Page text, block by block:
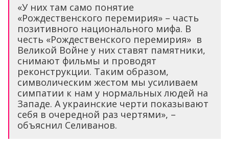
«У них там само понятие
«Рождественского перемирия» – часть
позитивного национального мифа. В
честь «Рождественского перемирия» в
Великой Войне у них ставят памятники,
снимают фильмы и проводят
реконструкции. Таким образом,
символическим жестом мы усиливаем
симпатии к нам у нормальных людей на
Западе. А украинские черти показывают
себя в очередной раз чертями», –
объяснил Селиванов.